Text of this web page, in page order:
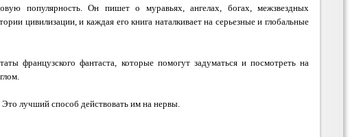
популярность. Он пишет о муравьях, ангелах, богах, межзвездных
цивилизации, и каждая его книга наталкивает на серьезные и глобальные
французского фантаста, которые помогут задуматься и посмотреть на
лучший способ действовать им на нервы.